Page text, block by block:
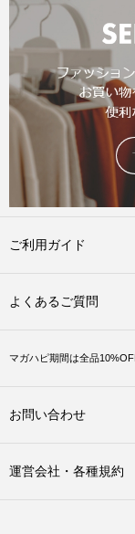
ご利用ガイド
よくあるご質問
マガハピ期間は全品
お問い合わせ
運営会社・各種規約